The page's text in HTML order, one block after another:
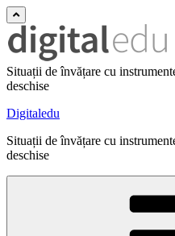
Situații de învățare cu
deschise
Digitaledu
Situații de învățare cu
deschise